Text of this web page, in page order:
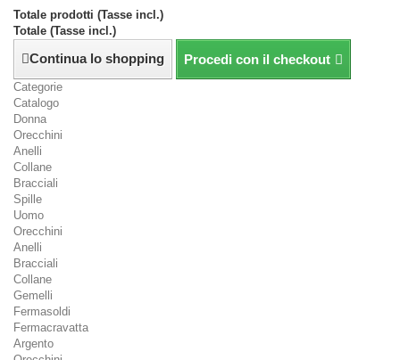
Totale prodotti (Tasse incl.)
Totale (Tasse incl.)
Continua lo shopping Procedi con il checkout
Categorie
Catalogo
Donna
Orecchini
Anelli
Collane
Bracciali
Spille
Uomo
Orecchini
Anelli
Bracciali
Collane
Gemelli
Fermasoldi
Fermacravatta
Argento